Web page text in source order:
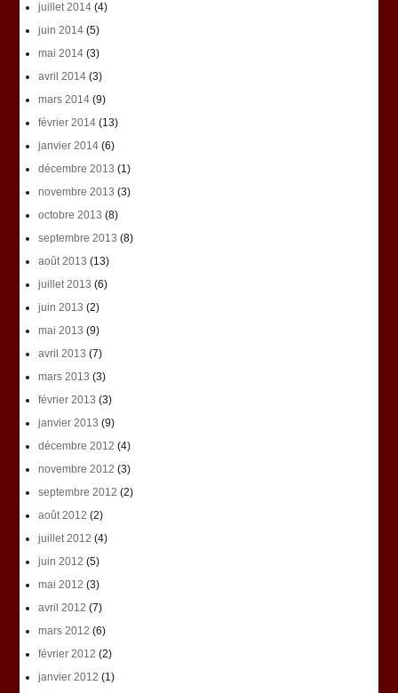
juillet 2014(4)
juin 2014(5)
mai 2014(3)
avril 2014(3)
mars 2014(9)
février 2014(13)
janvier 2014(6)
décembre 2013 (1)
novembre 2013 (3)
octobre 2013 (8)
septembre 2013 (8)
août 2013 (13)
juillet 2013 (6)
juin 2013 (2)
mai 2013 (9)
avril 2013 (7)
mars 2013 (3)
février 2013 (3)
janvier 2013 (9)
décembre 2012 (4)
novembre 2012 (3)
septembre 2012 (2)
août 2012 (2)
juillet 2012 (4)
juin 2012 (5)
mai 2012 (3)
avril 2012 (7)
mars 2012 (6)
février 2012 (2)
janvier 2012 (1)